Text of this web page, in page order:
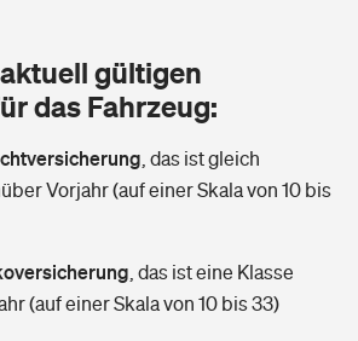
Geld bekomme ich im Alter?
Versicherer finden
gültigen
das Fahrzeug:
das ist gleich
Vorjahr (auf einer Skala von 10 bis
das ist eine Klasse
(auf einer Skala von 10 bis 33)